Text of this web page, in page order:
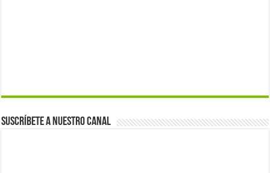
Suscríbete a nuestro canal